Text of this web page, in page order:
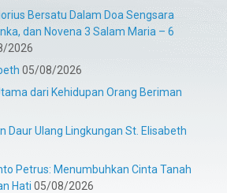
Bersatu Dalam Doa Sengsara
dan Novena 3 Salam Maria – 6
2026
05/08/2026
dari Kehidupan Orang Beriman
Daur Ulang Lingkungan St. Elisabeth
Petrus: Menumbuhkan Cinta Tanah
Hati 05/08/2026